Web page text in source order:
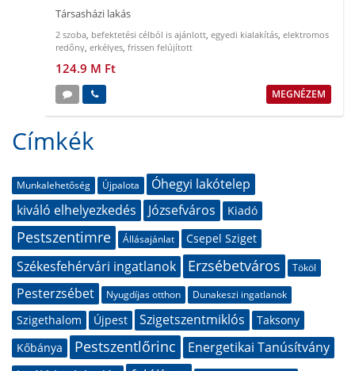
Társasházi lakás
2 szoba, befektetési célból is ajánlott, egyedi kialakítás, elektromos
redőny, erkélyes, frissen felújított
124.9 M Ft
MEGNÉZEM
Címkék
Munkalehetőség Újpalota
Óhegyi lakótelep
kiváló elhelyezkedés
Józsefváros Kiadó
Pestszentimre Állásajánlat Csepel Sziget
Székesfehérvári ingatlanok Erzsébetváros Tököl
Pesterzsébet Nyugdíjas otthon Dunakeszi ingatlanok
Szigethalom Újpest Szigetszentmiklós
Taksony
Kőbánya
Pestszentlőrinc
Energetikai Tanúsítvány